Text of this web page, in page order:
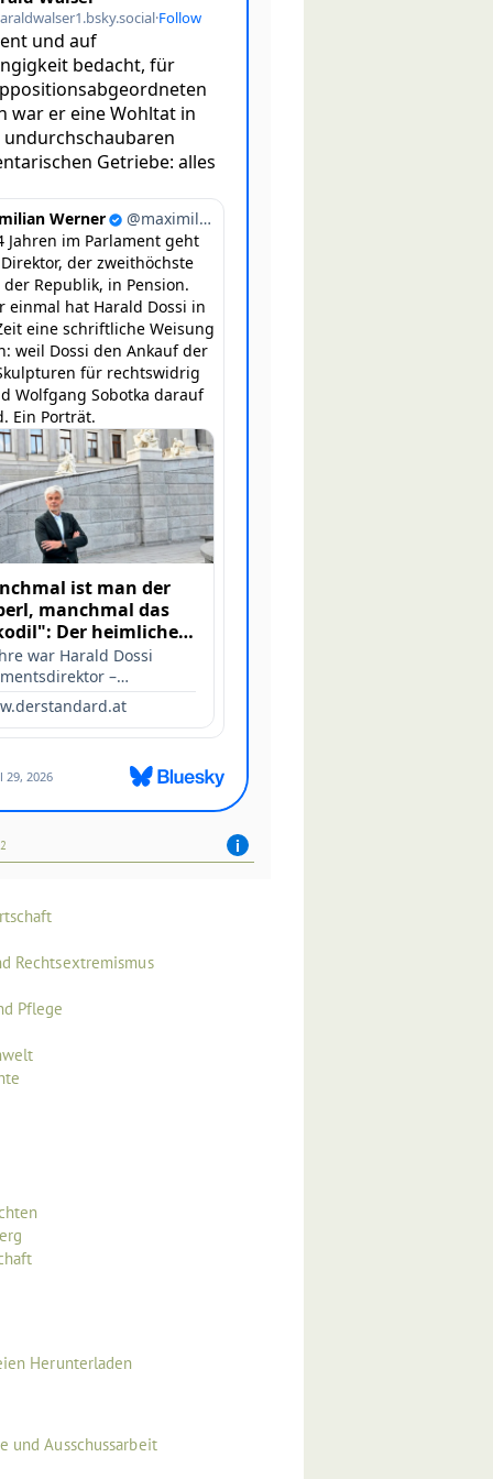
Rechtsextremismus
Pflege
Herunterladen
und Ausschussarbeit